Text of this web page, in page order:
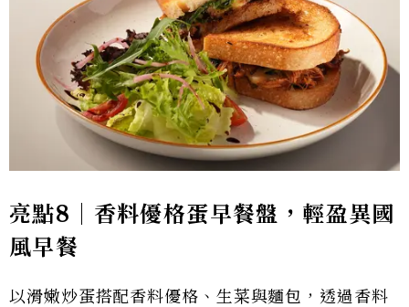
亮點8｜香料優格蛋早餐盤，輕盈異國
風早餐
以滑嫩炒蛋搭配香料優格、生菜與麵包，透過香料